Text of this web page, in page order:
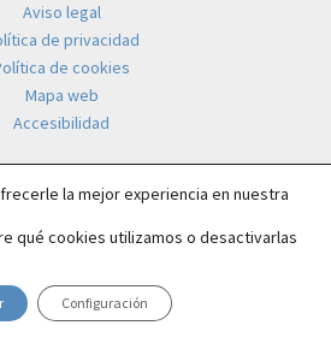
Aviso legal
de privacidad
de cookies
Mapa web
Accesibilidad
la mejor experiencia en nuestra
qué cookies utilizamos o desactivarlas
Configuración